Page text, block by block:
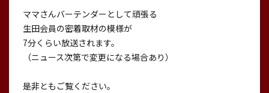
ママさんバーテンダーとして頑張る
生田会員の密着取材の模様が
7分くらい放送されます。
（ニュース次第で変更になる場合あり）
是非ともご覧ください。